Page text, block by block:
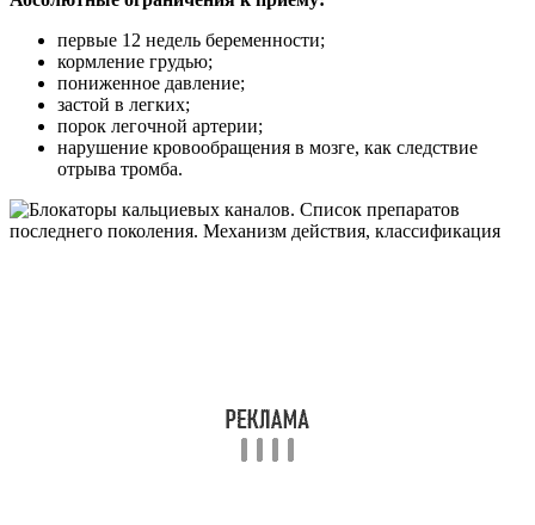
первые 12 недель беременности;
кормление грудью;
пониженное давление;
застой в легких;
порок легочной артерии;
нарушение кровообращения в мозге, как следствие
отрыва тромба.